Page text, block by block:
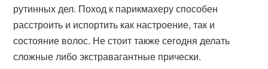
рутинных дел. Поход к парикмахеру способен
расстроить и испортить как настроение, так и
состояние волос. Не стоит также сегодня делать
сложные либо экстравагантные прически.